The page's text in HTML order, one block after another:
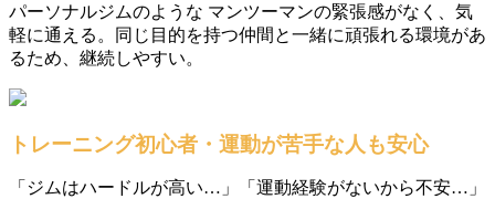
パーソナルジムのような マンツーマンの緊張感がなく、気
軽に通える。同じ目的を持つ仲間と一緒に頑張れる環境があ
るため、継続しやすい。
トレーニング初心者・運動が苦手な人も安心
「ジムはハードルが高い…」「運動経験がないから不安…」